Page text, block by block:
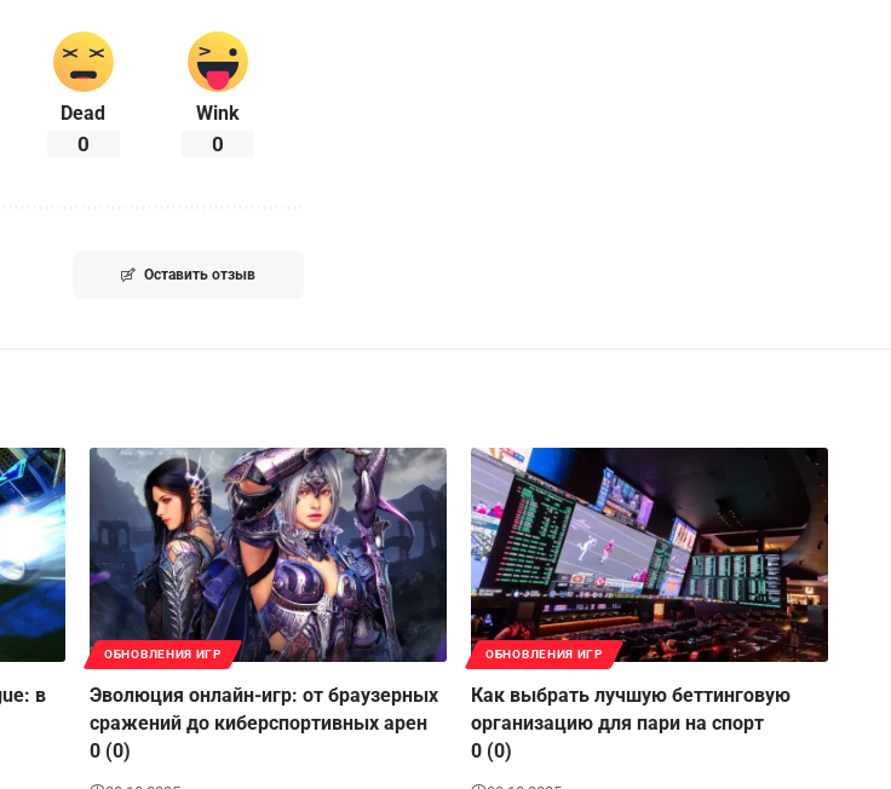
Dead
0
Wink
0
Оставить отзыв
в
ОБНОВЛЕНИЯ ИГР
Эволюция онлайн-игр: от браузерных
сражений до киберспортивных арен
0 (0)
ОБНОВЛЕНИЯ ИГР
Как выбрать лучшую беттинговую
организацию для пари на спорт
0 (0)